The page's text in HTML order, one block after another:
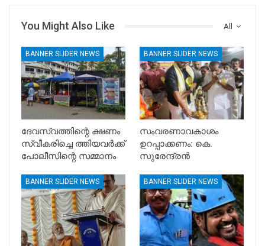
All
You Might Also Like
BANNER SLIDER NEWS
ദേവസ്വത്തിന്റെ ക്ഷണം
സ്വീകരിച്ചെ ത്തിയവർക്ക്
പോലീസിന്റെ സമ്മാനം
BANNER SLIDER NEWS
സംവരണാവകാശം
ഉറപ്പാക്കണം: കെ.
സുരേന്ദ്രൻ
BANNER SLIDER NEWS BANNER SLIDER NEWS